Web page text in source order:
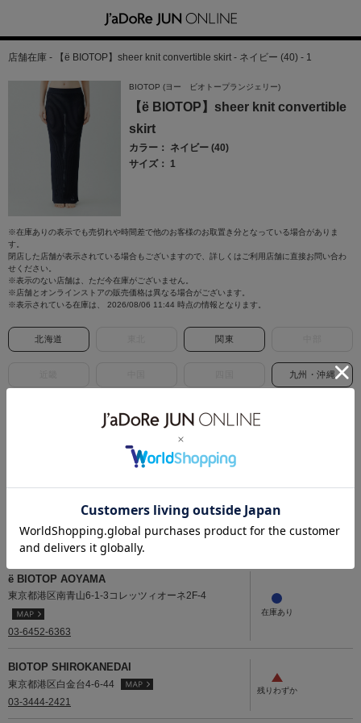
店舗在庫 - 【ё BIOTOP】sheer knit convertible skirt - ネイビー (40) - 1
BIOTOP (ヨー ビオトープランジェリー)
【ё BIOTOP】sheer knit convertible
skirt
カラー： ネイビー (40)
サイズ： 1
※在庫ありの表示でも売切れや時間差で他のお客様のお取置き分となっている場合がありま
す。
閉店した店舗が表示されている場合もございますので、詳しくはご利用店舗に直接お問い合わ
せください。
※表示のない店舗は、ただ今在庫がございません。
※店舗とオンラインストアの販売価格は異なる場合がございます。
※表示されている在庫は、 2026/08/06 11:44 時点の情報となります。
北海道 関東
九州・沖縄
関東
ё BIOTOP AOYAMA
東京都港区南青山6-1-3コレッツィオーネ2F-4
03-6452-6363
BIOTOP SHIROKANEDAI
東京都港区白金台4-6-44
03-3444-2421